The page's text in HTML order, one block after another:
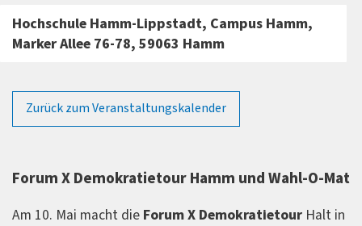
Hochschule Hamm-Lippstadt, Campus Hamm,
Marker Allee 76-78, 59063 Hamm
Zurück zum Veranstaltungskalender
Forum X Demokratietour Hamm und Wahl-O-Mat
Am 10. Mai macht die Forum X Demokratietour Halt in